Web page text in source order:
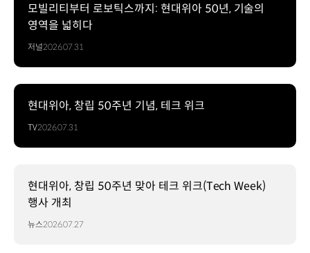
모빌리티부터 로보틱스까지: 현대위아 50년, 기술의
영역을 넓히다
저널2026.07.31
현대위아, 창립 50주년 기념, 테크 위크
TV2026.07.31
현대위아, 창립 50주년 맞아 테크 위크(Tech Week)
행사 개최
뉴스2026.07.27